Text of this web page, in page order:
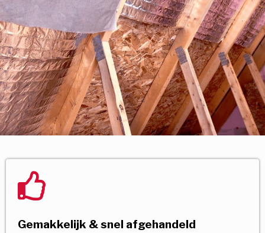
Gemakkelijk & snel afgehandeld